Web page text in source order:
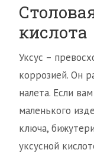
кислота
Уксус –
коррозией. Он
налета. Если
маленького
ключа,
уксусной